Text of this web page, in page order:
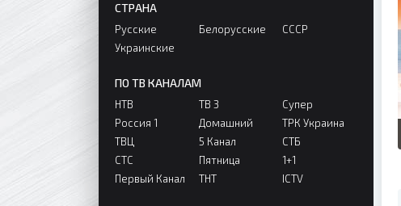
СТРАНА
Русские
Украинские
Белорусские СССР
ПО ТВ КАНАЛАМ
НТВ
Россия 1
ТВЦ
СТС
Первый Канал
ТВ 3
Домашний
5 Канал
Пятница
ТНТ
Супер
ТРК Украина
СТБ
1+1
ICTV